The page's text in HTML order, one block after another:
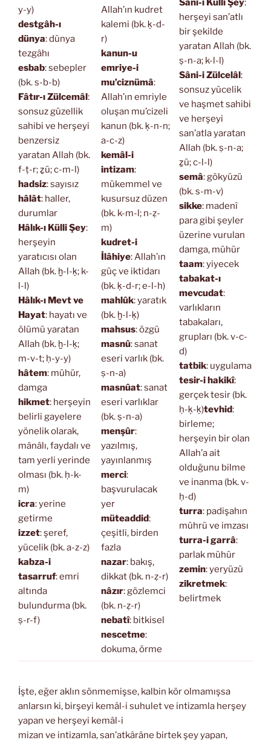
y-y)
destgâh-ı
dünya: dünya
tezgâhı
esbab: sebepler
(bk. s-b-b)
Fâtır-ı Zülcemâl :
sonsuz güzellik
sahibi ve herşeyi
benzersiz
yaratan Allah (bk.
f-ṭ-r; ẕü; c-m-l)
hadsiz: sayısız
hâlât: haller,
durumlar
Hâlık-ı Külli Şey:
herşeyin
yaratıcısı olan
Allah (bk. ḫ-l-ḳ; k-
l-l)
Hâlık-ı Mevt ve
Hayat: hayatı ve
ölümü yaratan
Allah (bk. ḫ-l-ḳ;
m-v-t; ḥ-y-y)
hâtem: mühür,
damga
hikmet: herşeyin
belirli gayelere
yönelik olarak,
mânâlı, faydalı ve
tam yerli yerinde
olması (bk. ḥ-k-
m)
icra: yerine
getirme
izzet: şeref,
yücelik (bk. a-z-z)
kabza-i
tasarruf: emri
altında
bulundurma (bk.
ṣ-r-f)
Allah’ın kudret
kalemi (bk. ḳ-d-
r)
kanun-u
emriye-i
mu’ciznümâ:
Allah’ın emriyle
oluşan mu’cizeli
kanun (bk. ḳ-n-n;
a-c-z)
kemâl-i
intizam:
mükemmel ve
kusursuz düzen
(bk. k-m-l; n-ẓ-
m)
kudret-i
İlâhiye: Allah’ın
güç ve iktidarı
(bk. ḳ-d-r; e-l-h)
mahlûk: yaratık
(bk. ḫ-l-ḳ)
mahsus: özgü
masnû: sanat
eseri varlık (bk.
ṣ-n-a)
masnûat: sanat
eseri varlıklar
(bk. ṣ-n-a)
menşûr:
yazılmış,
yayınlanmış
merci:
başvurulacak
yer
müteaddid:
çeşitli, birden
fazla
nazar: bakış,
dikkat (bk. n-ẓ-r)
nâzır: gözlemci
(bk. n-ẓ-r)
nebatî: bitkisel
nescetme:
dokuma, örme
Sâni-i Külli Şey:
herşeyi san’atlı
bir şekilde
yaratan Allah (bk.
ṣ-n-a; k-l-l)
Sâni-i Zülcelâl :
sonsuz yücelik
ve haşmet sahibi
ve herşeyi
san’atla yaratan
Allah (bk. ṣ-n-a;
ẕü; c-l-l)
semâ: gökyüzü
(bk. s-m-v)
sikke: madenî
para gibi şeyler
üzerine vurulan
damga, mühür
taam: yiyecek
tabakat-ı
mevcudat:
varlıkların
tabakaları,
grupları (bk. v-c-
d)
tatbik: uygulama
tesir-i hakikî:
gerçek tesir (bk.
ḥ-ḳ-ḳ)tevhid:
birleme;
herşeyin bir olan
Allah’a ait
olduğunu bilme
ve inanma (bk. v-
ḥ-d)
turra: padişahın
mührü ve imzası
turra-i garrâ:
parlak mühür
zemin: yeryüzü
zikretmek:
belirtmek
İşte, eğer aklın sönmemişse, kalbin kör olmamışsa
anlarsın ki, birşeyi kemâl-i suhulet ve intizamla herşey
yapan ve herşeyi kemâl-i
mizan ve intizamla, san’atkârâne birtek şey yapan,